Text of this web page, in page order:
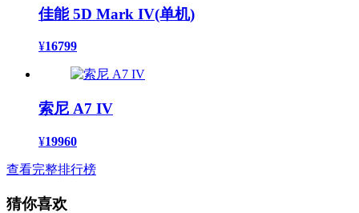
佳能 5D Mark IV(单机)
¥16799
索尼 A7 IV
¥19960
查看完整排行榜
猜你喜欢